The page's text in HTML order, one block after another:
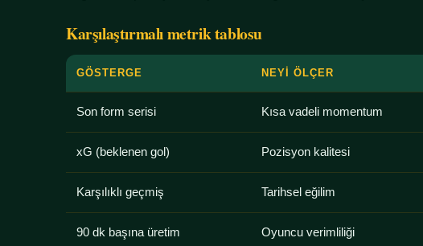
Karşılaştırmalı metrik tablosu
GÖSTERGE NEYI ÖLÇER
Son form serisi Kısa vadeli momentum
xG (beklenen gol) Pozisyon kalitesi
Karşılıklı geçmiş Tarihsel eğilim
90 dk başına üretim Oyuncu verimliliği